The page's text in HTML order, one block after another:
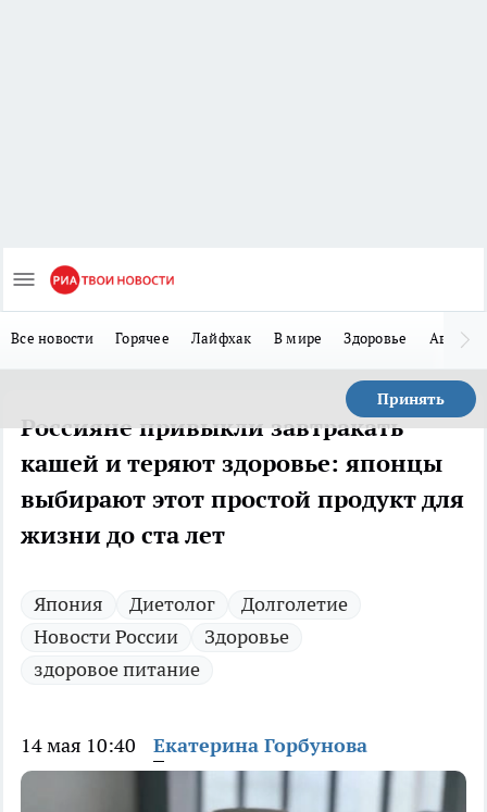
Все новости Горячее Лайфхак В мире Здоровье Авто
Принять
Россияне привыкли завтракать
кашей и теряют здоровье: японцы
выбирают этот простой продукт для
жизни до ста лет
Япония Диетолог
Долголетие
Новости России
Здоровье
здоровое питание
14 мая 10:40 Екатерина Горбунова